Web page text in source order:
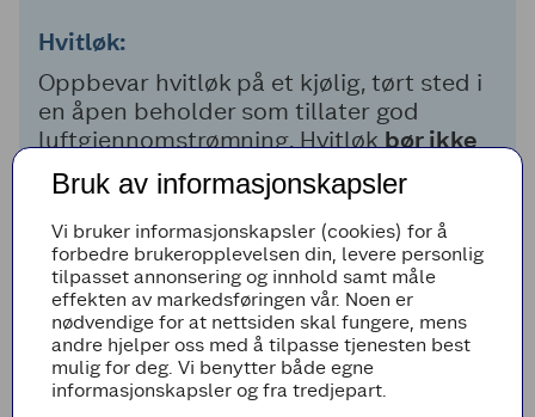
Hvitløk:
Oppbevar hvitløk på et kjølig, tørt sted i
en åpen beholder som tillater god
luftgjennomstrømning. Hvitløkbør ikke
oppbevares i kjøleskapet
, da fuktighet
kan føre til spiring.
Unngå oppbevaring i plastposer,da
dette kan fange fuktighet og føre til
råtnelse. Sjekk løken regelmessig og fjern
eventuelle som viser tegn til forringelse.
Bruk av informasjonskapsler
Vi bruker informasjonskapsler (cookies) for å
forbedre brukeropplevelsen din, levere personlig
tilpasset annonsering og innhold samt måle
effekten av markedsføringen vår. Noen er
nødvendige for at nettsiden skal fungere, mens
andre hjelper oss med å tilpasse tjenesten best
mulig for deg. Vi benytter både egne
informasjonskapsler og fra tredjepart.